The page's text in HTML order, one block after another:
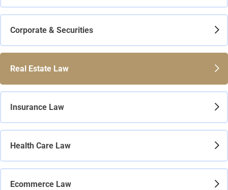
Corporate & Securities
Real Estate Law
Insurance Law
Health Care Law
Ecommerce Law